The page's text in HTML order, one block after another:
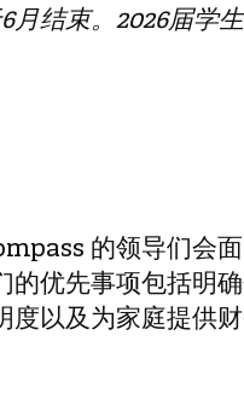
结束。2026届学
的领导们会
的优先事项包括明
度以及为家庭提供